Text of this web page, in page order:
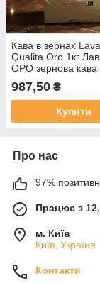
Кава в зернах
Qualita Oro 1кг
ОРО зернова кава
987,50 ₴
Купити
Про нас
97%
Працює з
м. Київ
Київ, Україна
Контакти